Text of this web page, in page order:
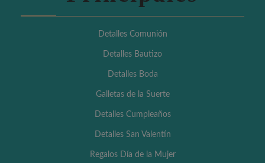
Detalles Comunión
Detalles Bautizo
Detalles Boda
Galletas de la Suerte
Detalles Cumpleaños
Detalles San Valentín
Regalos Día de la Mujer